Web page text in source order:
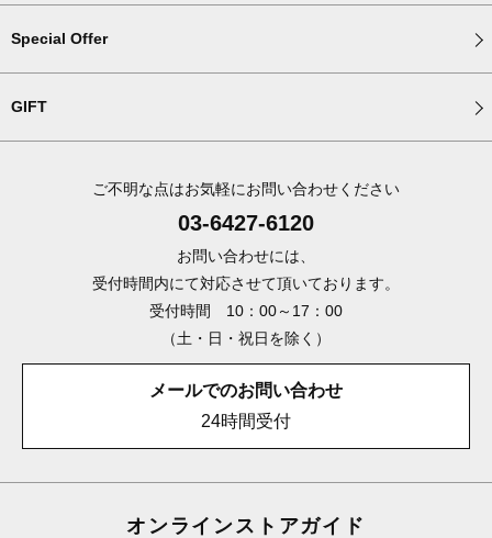
Special Offer
GIFT
ご不明な点はお気軽にお問い合わせください
03-6427-6120
お問い合わせには、
受付時間内にて対応させて頂いております。
受付時間 10：00～17：00
（土・日・祝日を除く）
メールでのお問い合わせ
24時間受付
オンラインストアガイド